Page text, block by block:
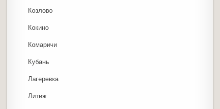
Козлово
Кокино
Комаричи
Кубань
Лагеревка
Литиж